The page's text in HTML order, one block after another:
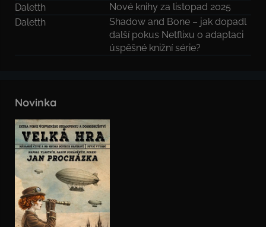
Daletth
Nové knihy za listopad 2025
Daletth
Shadow and Bone – jak dopadl
další pokus Netflixu o adaptaci
úspěšné knižní série?
Novinka